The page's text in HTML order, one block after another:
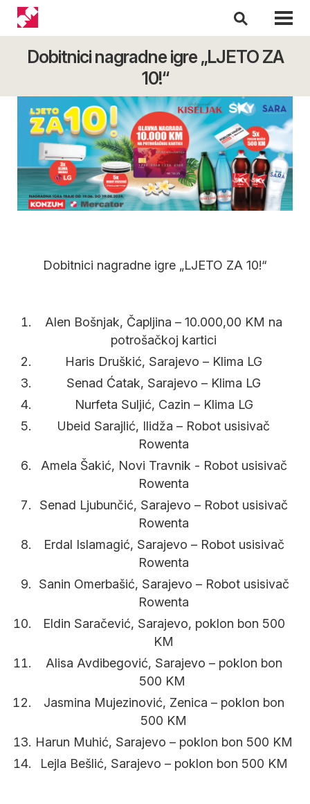
Dobitnici nagradne igre „LJETO ZA
10!“
Dobitnici nagradne igre „LJETO ZA 10!“
Alen Bošnjak, Čapljina – 10.000,00 KM na
potrošačkoj kartici
Haris Druškić, Sarajevo – Klima LG
Senad Ćatak, Sarajevo – Klima LG
Nurfeta Suljić, Cazin – Klima LG
Ubeid Sarajlić, Ilidža – Robot usisivač
Rowenta
Amela Šakić, Novi Travnik - Robot usisivač
Rowenta
Senad Ljubunčić, Sarajevo – Robot usisivač
Rowenta
Erdal Islamagić, Sarajevo – Robot usisivač
Rowenta
Sanin Omerbašić, Sarajevo – Robot usisivač
Rowenta
Eldin Saračević, Sarajevo, poklon bon 500
KM
Alisa Avdibegović, Sarajevo – poklon bon
500 KM
Jasmina Mujezinović, Zenica – poklon bon
500 KM
Harun Muhić, Sarajevo – poklon bon 500 KM
Lejla Bešlić, Sarajevo – poklon bon 500 KM